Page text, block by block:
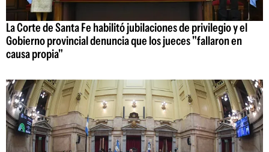
La Corte de Santa Fe habilitó jubilaciones de privilegio y el
Gobierno provincial denuncia que los jueces "fallaron en
causa propia"